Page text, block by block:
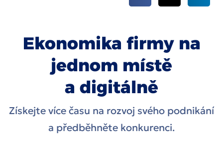
Ekonomika firmy na
jednom místě
a digitálně
Získejte více času na rozvoj svého podnikání
a předběhněte konkurenci.